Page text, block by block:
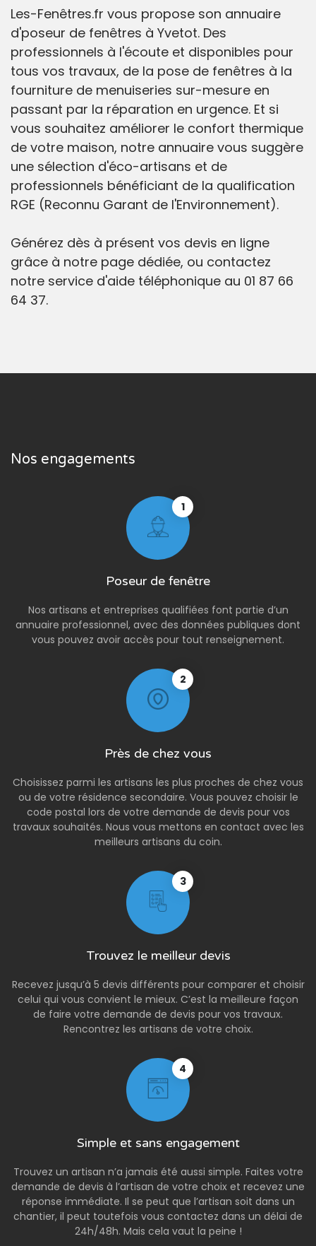
Les-Fenêtres.fr vous propose son annuaire
d'poseur de fenêtres à Yvetot. Des
professionnels à l'écoute et disponibles pour
tous vos travaux, de la pose de fenêtres à la
fourniture de menuiseries sur-mesure en
passant par la réparation en urgence. Et si
vous souhaitez améliorer le confort thermique
de votre maison, notre annuaire vous suggère
une sélection d'éco-artisans et de
professionnels bénéficiant de la qualification
RGE (Reconnu Garant de l'Environnement).
Générez dès à présent vos devis en ligne
grâce à notre page dédiée, ou contactez
notre service d'aide téléphonique au 01 87 66
64 37.
Nos engagements
1
Poseur de fenêtre
Nos artisans et entreprises qualifiées font partie d’un
annuaire professionnel, avec des données publiques dont
vous pouvez avoir accès pour tout renseignement.
2
Près de chez vous
Choisissez parmi les artisans les plus proches de chez vous
ou de votre résidence secondaire. Vous pouvez choisir le
code postal lors de votre demande de devis pour vos
travaux souhaités. Nous vous mettons en contact avec les
meilleurs artisans du coin.
3
Trouvez le meilleur devis
Recevez jusqu’à 5 devis différents pour comparer et choisir
celui qui vous convient le mieux. C’est la meilleure façon
de faire votre demande de devis pour vos travaux.
Rencontrez les artisans de votre choix.
4
Simple et sans engagement
Trouvez un artisan n’a jamais été aussi simple. Faites votre
demande de devis à l’artisan de votre choix et recevez une
réponse immédiate. Il se peut que l’artisan soit dans un
chantier, il peut toutefois vous contactez dans un délai de
24h/48h. Mais cela vaut la peine !